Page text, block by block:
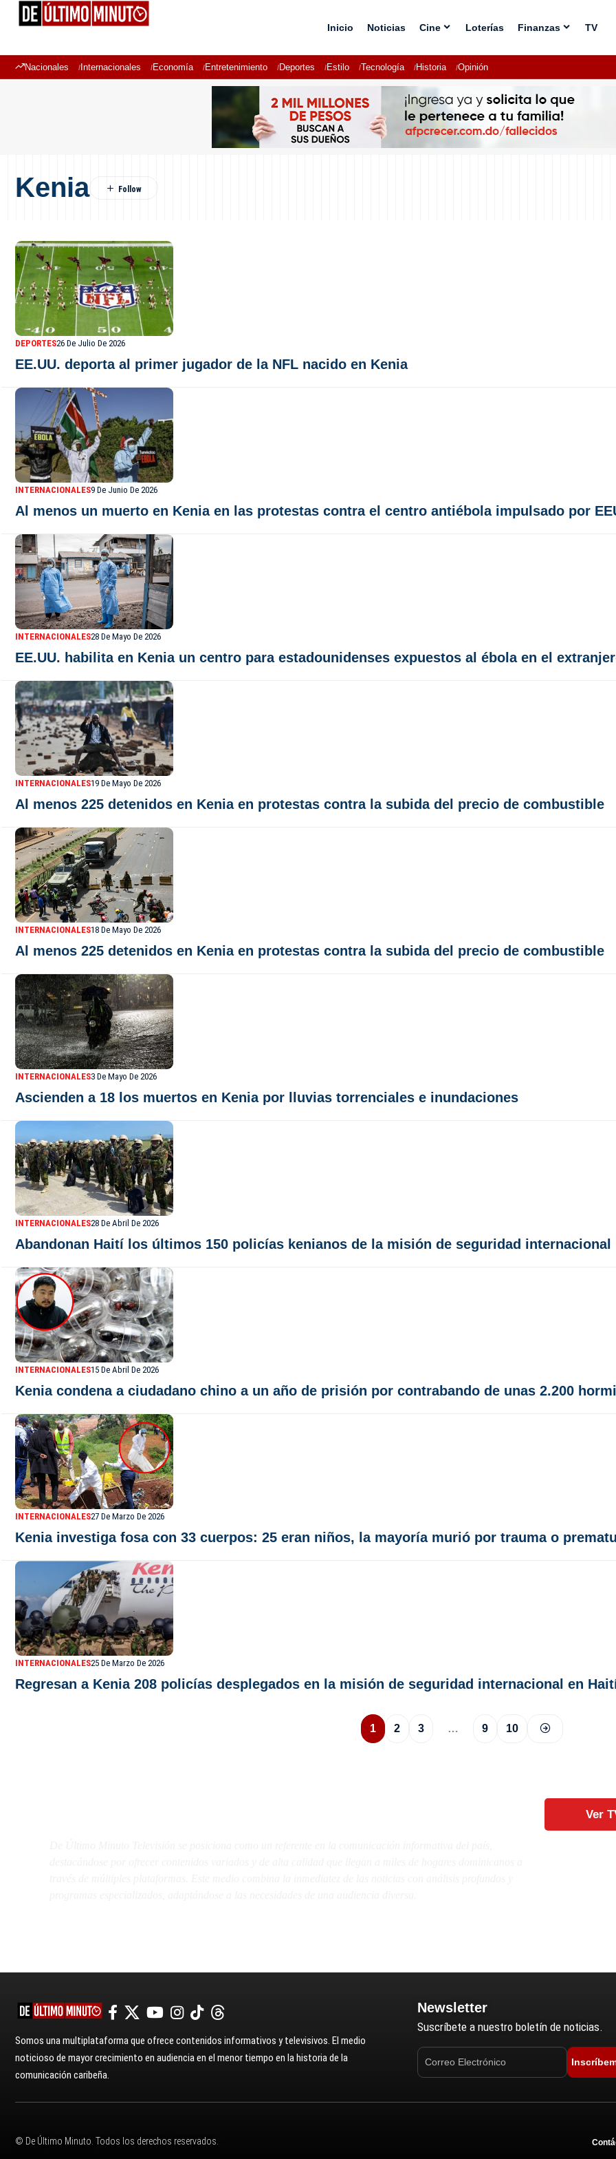
Inicio Noticias Cine Loterías Finanzas TV
Nacionales Internacionales Economía Entretenimiento Deportes Estilo Tecnología Historia Opinión
Kenia
DEPORTES26 De Julio De 2026
EE.UU. deporta al primer jugador de la NFL nacido en Kenia
INTERNACIONALES9 De Junio De 2026
Al menos un muerto en Kenia en las protestas contra el centro antiébola impulsado por
INTERNACIONALES28 De Mayo De 2026
EE.UU. habilita en Kenia un centro para estadounidenses expuestos al ébola en el
INTERNACIONALES19 De Mayo De 2026
Al menos 225 detenidos en Kenia en protestas contra la subida del precio de combustible
INTERNACIONALES18 De Mayo De 2026
Al menos 225 detenidos en Kenia en protestas contra la subida del precio de combustible
INTERNACIONALES3 De Mayo De 2026
Ascienden a 18 los muertos en Kenia por lluvias torrenciales e inundaciones
INTERNACIONALES28 De Abril De 2026
Abandonan Haití los últimos 150 policías kenianos de la misión de seguridad internacional
INTERNACIONALES15 De Abril De 2026
Kenia condena a ciudadano chino a un año de prisión por contrabando de unas 2.200
INTERNACIONALES27 De Marzo De 2026
Kenia investiga fosa con 33 cuerpos: 25 eran niños, la mayoría murió por trauma o
INTERNACIONALES25 De Marzo De 2026
Regresan a Kenia 208 policías desplegados en la misión de seguridad internacional en
1 2 3 … 9 10
Ver
Somos una multiplataforma que ofrece contenidos informativos y televisivos. El medio
noticioso de mayor crecimiento en audiencia en el menor tiempo en la historia de la
comunicación caribeña.
Newsletter
Suscríbete a nuestro boletín de noticias.
© De Último Minuto. Todos los derechos reservados.